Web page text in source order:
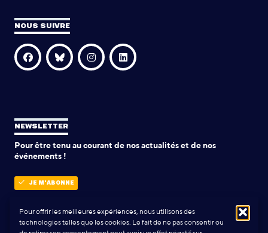
Pour offrir les meilleures expériences, nous utilisons des
technologies telles que les cookies. Le fait de ne pas consentir ou
NOUS SUIVRE
NEWSLETTER
Pour être tenu au courant de nos actualités et de nos
événements !
JE M'ABONNE
POLITIQUE DE CONFIDENTIALITÉ